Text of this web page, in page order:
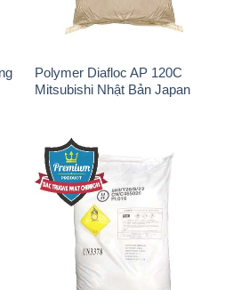
Polymer Diafloc AP 120C
Mitsubishi Nhật Bản Japan